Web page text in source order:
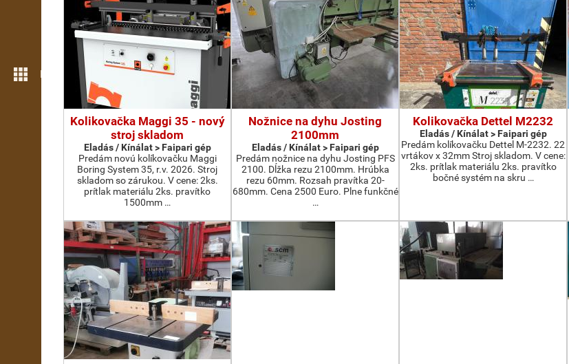
Még több funkció
Kolikovačka Maggi 35 - nový
stroj skladom
Eladás / Kínálat > Faipari gép
Predám novú kolíkovačku Maggi
Boring System 35, r.v. 2026. Stroj
skladom so zárukou. V cene: 2ks.
prítlak materiálu 2ks. pravítko
1500mm …
Nožnice na dyhu Josting
2100mm
Eladás / Kínálat > Faipari gép
Predám nožnice na dyhu Josting PFS
2100. Dĺžka rezu 2100mm. Hrúbka
rezu 60mm. Rozsah pravítka 20-
680mm. Cena 2500 Euro. Plne funkčné
…
Kolikovačka Dettel M2232
Eladás / Kínálat > Faipari gép
Predám kolíkovačku Dettel M-2232. 22
vrtákov x 32mm Stroj skladom. V cene:
2ks. prítlak materiálu 2ks. pravítko
bočné systém na skru …